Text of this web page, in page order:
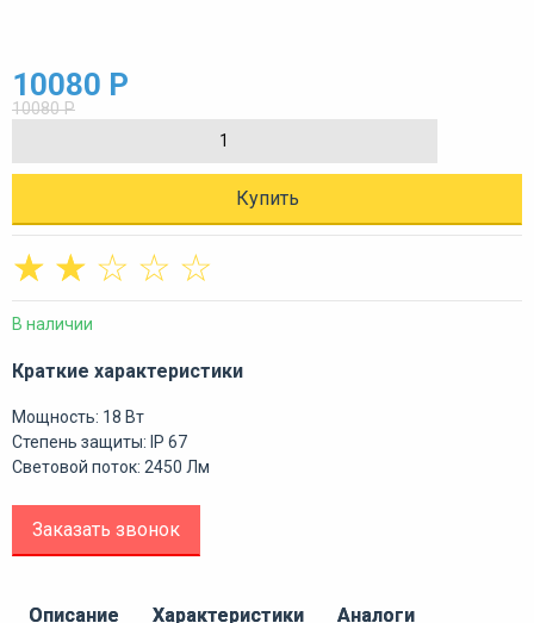
10080 Р
10080 Р
Купить
☆
☆
☆
☆
☆
В наличии
Краткие характеристики
Мощность: 18 Вт
Степень защиты: IP 67
Световой поток: 2450 Лм
Заказать звонок
Описание Характеристики Аналоги